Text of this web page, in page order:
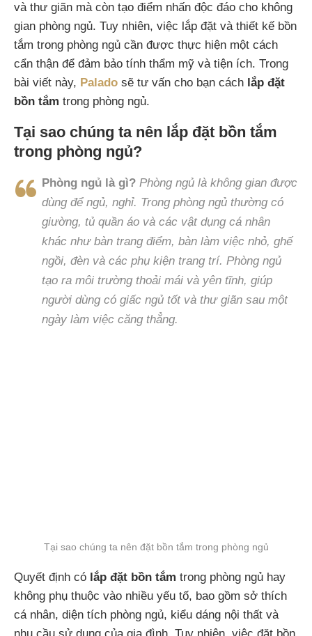
và thư giãn mà còn tạo điểm nhấn độc đáo cho không
gian phòng ngủ. Tuy nhiên, việc lắp đặt và thiết kế bồn
tắm trong phòng ngủ cần được thực hiện một cách
cẩn thận để đảm bảo tính thẩm mỹ và tiện ích. Trong
bài viết này, Palado sẽ tư vấn cho bạn cách lắp đặt
bồn tắm trong phòng ngủ.
Tại sao chúng ta nên lắp đặt bồn tắm
trong phòng ngủ?
Phòng ngủ là gì? Phòng ngủ là không gian được
dùng để ngủ, nghỉ. Trong phòng ngủ thường có
giường, tủ quần áo và các vật dụng cá nhân
khác như bàn trang điểm, bàn làm việc nhỏ, ghế
ngồi, đèn và các phụ kiện trang trí. Phòng ngủ
tạo ra môi trường thoải mái và yên tĩnh, giúp
người dùng có giấc ngủ tốt và thư giãn sau một
ngày làm việc căng thẳng.
Tại sao chúng ta nên đặt bồn tắm trong phòng ngủ
Quyết định có lắp đặt bồn tắm trong phòng ngủ hay
không phụ thuộc vào nhiều yếu tố, bao gồm sở thích
cá nhân, diện tích phòng ngủ, kiểu dáng nội thất và